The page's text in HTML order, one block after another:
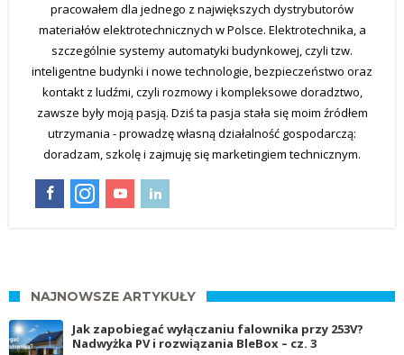
pracowałem dla jednego z największych dystrybutorów
materiałów elektrotechnicznych w Polsce. Elektrotechnika, a
szczególnie systemy automatyki budynkowej, czyli tzw.
inteligentne budynki i nowe technologie, bezpieczeństwo oraz
kontakt z ludźmi, czyli rozmowy i kompleksowe doradztwo,
zawsze były moją pasją. Dziś ta pasja stała się moim źródłem
utrzymania - prowadzę własną działalność gospodarczą:
doradzam, szkolę i zajmuję się marketingiem technicznym.
NAJNOWSZE ARTYKUŁY
Jak zapobiegać wyłączaniu falownika przy 253V?
Nadwyżka PV i rozwiązania BleBox – cz. 3